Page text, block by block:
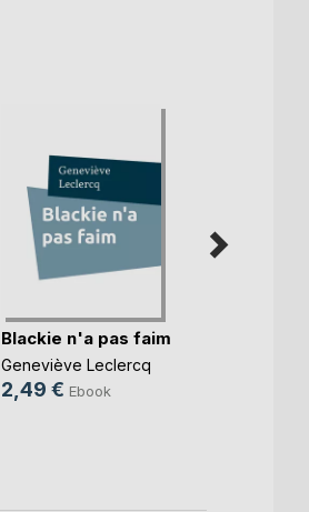
Blackie n'a pas faim
Geneviève Leclercq
2,49 € Ebook